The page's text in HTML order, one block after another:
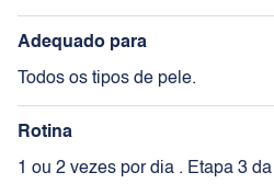
Adequado para
Todos os tipos de pele.
Rotina
1 ou 2 vezes por dia . Etapa 3